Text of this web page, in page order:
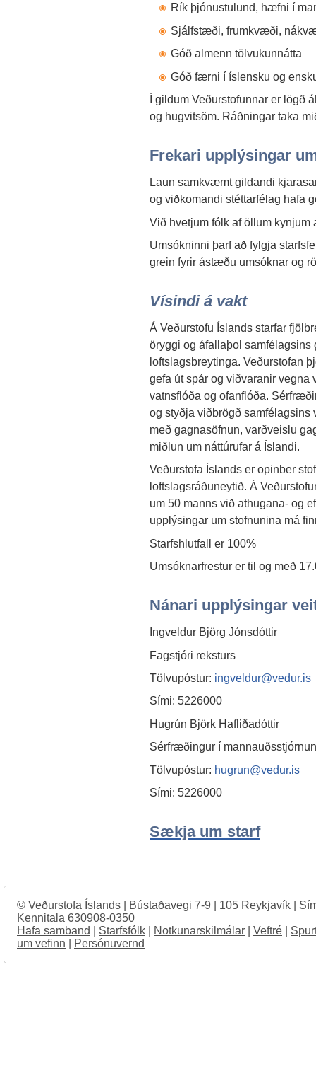
Rík þjónustulund, hæfni í
Sjálfstæði, frumkvæði,
Góð almenn tölvukunnátta
Góð færni í íslensku og
Í gildum Veðurstofunnar er lögð
og hugvitsöm. Ráðningar taka
Frekari upplýsingar
Laun samkvæmt gildandi
og viðkomandi stéttarfélag hafa
Við hvetjum fólk af öllum
Umsókninni þarf að fylgja
grein fyrir ástæðu umsóknar og
Vísindi á vakt
Á Veðurstofu Íslands starfar
öryggi og áfallaþol samfélagsins
loftslagsbreytinga. Veðurstofan
gefa út spár og viðvaranir vegna
vatnsflóða og ofanflóða.
og styðja viðbrögð samfélagsins
með gagnasöfnun, varðveislu
miðlun um náttúrufar á Íslandi.
Veðurstofa Íslands er opinber
loftslagsráðuneytið. Á
um 50 manns við athugana- og
upplýsingar um stofnunina má
Starfshlutfall er 100%
Umsóknarfrestur er til og með
Nánari upplýsingar
Ingveldur Björg Jónsdóttir
Fagstjóri reksturs
Tölvupóstur: ingveldur@vedur.is
Sími: 5226000
Hugrún Björk Hafliðadóttir
Sérfræðingur í mannauðsstjórnun
Tölvupóstur: hugrun@vedur.is
Sími: 5226000
Sækja um starf
© Veðurstofa Íslands | Bústaðavegi 7-9 | 105 Reykjavík |
Kennitala 630908-0350
Hafa samband
Starfsfólk Notkunarskilmálar Veftré
um vefinn
Persónuvernd